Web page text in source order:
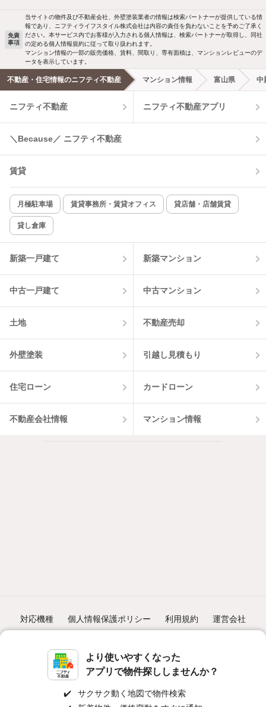
より使いやすくなった
アプリで物件探ししませんか？
✔️
サクサク動く地図で物件検索
免責
事項
当サイトの物件及び不動産会社、外壁塗装業者の情報は検索パートナーが提供している情
報であり、ニフティライフスタイル株式会社は内容の責任を負わないことを予めご了承く
ださい。本サービス内でお客様が入力される個人情報は、検索パートナーが取得し、同社
の定める個人情報規約に従って取り扱われます。
マンション情報の一部の販売価格、賃料、間取り、専有面積は、マンションレビューのデ
ータを表示しています。
不動産・住宅情報のニフティ不動産 マンション情報 富山県 中
ニフティ不動産 ニフティ不動産アプリ
＼Because／ ニフティ不動産
賃貸
月極駐車場 賃貸事務所・賃貸オフィス 貸店舗・店舗賃貸
貸し倉庫
新築一戸建て 新築マンション
中古一戸建て 中古マンション
土地 不動産売却
外壁塗装 引越し見積もり
住宅ローン カードローン
不動産会社情報 マンション情報
対応機種 個人情報保護ポリシー 利用規約 運営会社